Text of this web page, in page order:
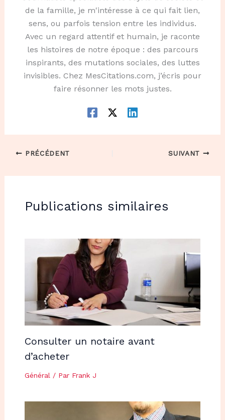
de la famille, je m'intéresse à ce qui fait lien,
sens, ou parfois tension entre les individus.
Avec un regard attentif et humain, je raconte
les histoires de notre époque : des parcours
inspirants, des mutations sociales, des luttes
invisibles. Chez MesCitations.com, j’écris pour
faire résonner les mots justes.
PRÉCÉDENT SUIVANT
Publications similaires
Consulter un notaire avant
d’acheter
Général / Par Frank J